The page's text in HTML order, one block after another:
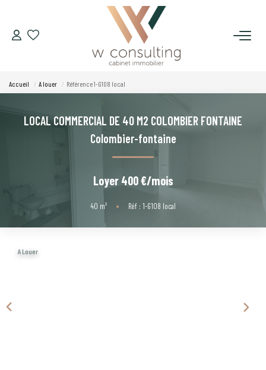
ACQUÉRIR
VENDRE
SYNDIC
Accueil A louer Référence 1-G108 local
LOCAL COMMERCIAL DE 40 M2 COLOMBIER FONTAINE
Colombier-fontaine
Loyer 400 €/mois
40 m² • Réf : 1-G108 local
A Louer